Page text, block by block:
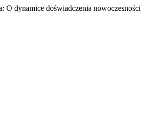
O dynamice doświadczenia